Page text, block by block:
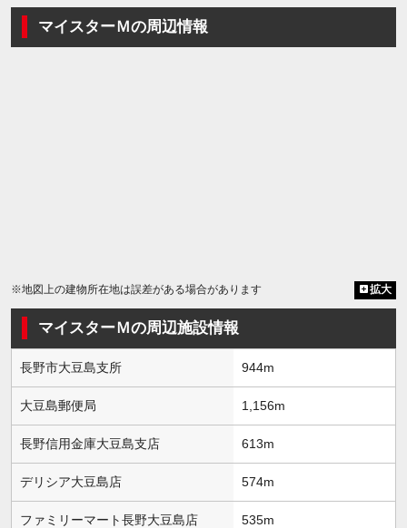
マイスターＭの周辺情報
※地図上の建物所在地は誤差がある場合があります 拡大
マイスターＭの周辺施設情報
長野市大豆島支所 944m
大豆島郵便局 1,156m
長野信用金庫大豆島支店 613m
デリシア大豆島店 574m
ファミリーマート長野大豆島店 535m